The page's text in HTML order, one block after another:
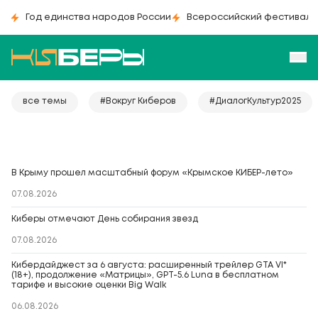
Год единства народов России Всероссийский фестиваль
все темы #Вокруг Киберов #ДиалогКультур2025
В Крыму прошел масштабный форум «Крымское КИБЕР-лето»
07.08.2026
Киберы отмечают День собирания звезд
07.08.2026
Кибердайджест за 6 августа: расширенный трейлер GTA VI*
(18+), продолжение «Матрицы», GPT-5.6 Luna в бесплатном
тарифе и высокие оценки Big Walk
06.08.2026